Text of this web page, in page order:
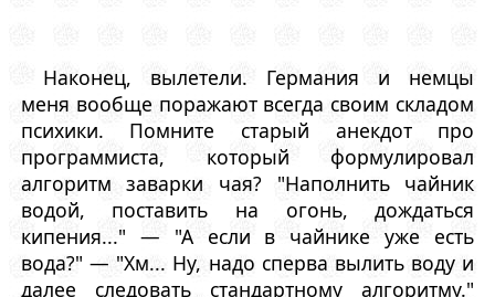
Наконец, вылетели. Германия и немцы
меня вообще поражают всегда своим складом
психики. Помните старый анекдот про
программиста, который формулировал
алгоритм заварки чая? "Наполнить чайник
водой, поставить на огонь, дождаться
кипения..." — "А если в чайнике уже есть
вода?" — "Хм... Ну, надо сперва вылить воду и
далее следовать стандартному алгоритму."